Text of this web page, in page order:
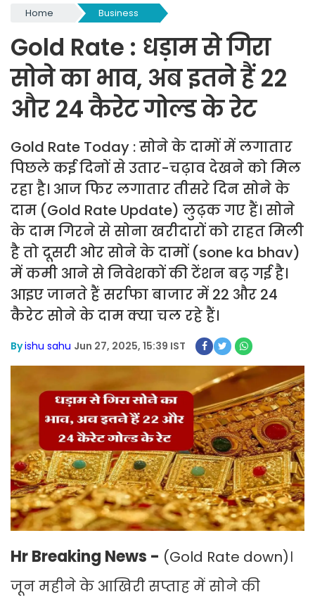
Home Business
Gold Rate : धड़ाम से गिरा
सोने का भाव, अब इतने हैं 22
और 24 कैरेट गोल्ड के रेट
Gold Rate Today : सोने के दामों में लगातार
पिछले कई दिनों से उतार-चढ़ाव देखने को मिल
रहा है। आज फिर लगातार तीसरे दिन सोने के
दाम (Gold Rate Update) लुढ़क गए हैं। सोने
के दाम गिरने से सोना खरीदारों को राहत मिली
है तो दूसरी ओर सोने के दामों (sone ka bhav)
में कमी आने से निवेशकों की टेंशन बढ़ गई है।
आइए जानते हैं सर्राफा बाजार में 22 और 24
कैरेट सोने के दाम क्या चल रहे हैं।
Byishu sahu Jun 27, 2025, 15:39 IST
Hr Breaking News - (Gold Rate down)।
जून महीने के आखिरी सप्ताह में सोने की